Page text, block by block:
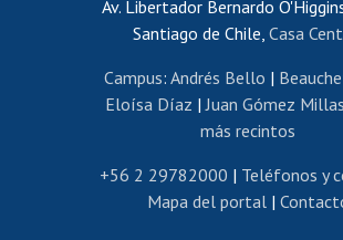
Certificado de renta
Editar páginas blancas
Extranjeras/os
Revalidación y reconocimiento de
Postulación al Programa de Movilidad
Av. Libertador Bernardo
Santiago de Chile, Casa
Campus: Andrés Bello |
Eloísa Díaz |Juan Gómez Millas
más recintos
+56 2 29782000 | Teléfonos y
Mapa del portal|